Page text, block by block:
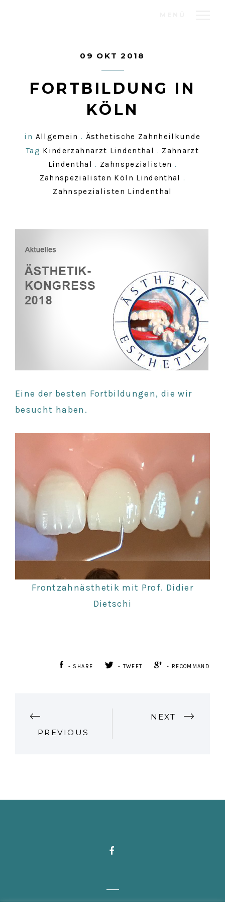
09 OKT 2018
FORTBILDUNG IN
KÖLN
in Allgemein . Ästhetische Zahnheilkunde
Tag Kinderzahnarzt Lindenthal . Zahnarzt
Lindenthal . Zahnspezialisten .
Zahnspezialisten Köln Lindenthal .
Zahnspezialisten Lindenthal
Eine der besten Fortbildungen, die wir
besucht haben.
Frontzahnästhetik mit Prof. Didier
Dietschi
- SHARE - TWEET - RECOMMAND
P
PREVIOUS
NEXT